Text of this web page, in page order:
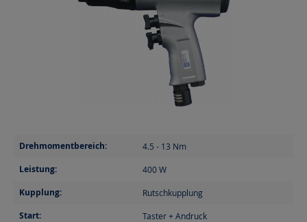
Drehmomentbereich: 4.5 - 13 Nm
Leistung: 400W
Kupplung: Rutschkupplung
Start: Taster + Andruck